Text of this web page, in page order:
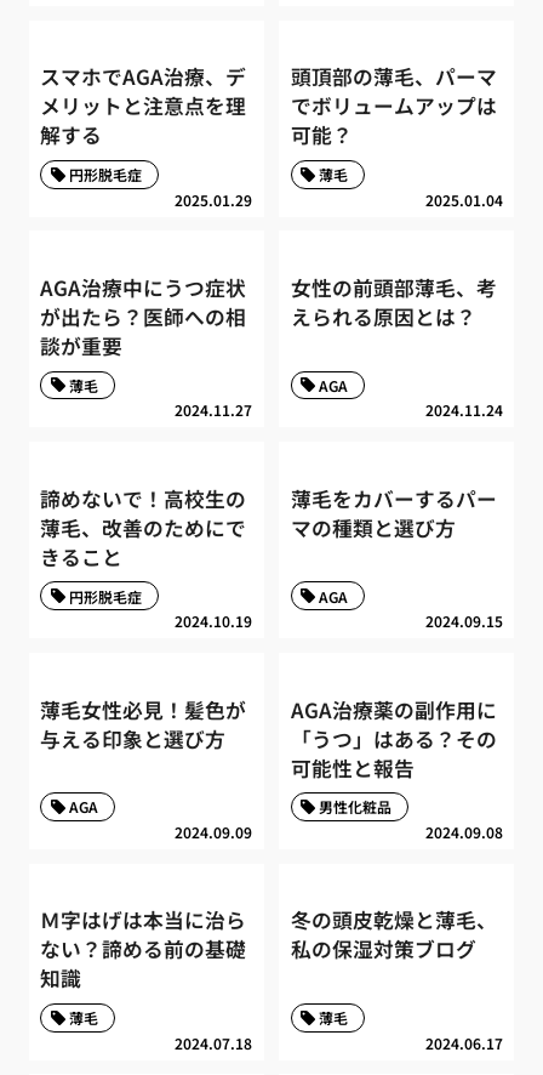
スマホでAGA治療、デ
メリットと注意点を理
解する
2025.01.29
円形脱毛症
頭頂部の薄毛、パーマ
でボリュームアップは
可能？
2025.01.04
薄毛
AGA治療中にうつ症状
が出たら？医師への相
談が重要
2024.11.27
薄毛
女性の前頭部薄毛、考
えられる原因とは？
2024.11.24
AGA
諦めないで！高校生の
薄毛、改善のためにで
きること
2024.10.19
円形脱毛症
薄毛をカバーするパー
マの種類と選び方
2024.09.15
AGA
薄毛女性必見！髪色が
与える印象と選び方
2024.09.09
AGA
AGA治療薬の副作用に
「うつ」はある？その
可能性と報告
2024.09.08
男性化粧品
Ｍ字はげは本当に治ら
ない？諦める前の基礎
知識
2024.07.18
薄毛
冬の頭皮乾燥と薄毛、
私の保湿対策ブログ
2024.06.17
薄毛